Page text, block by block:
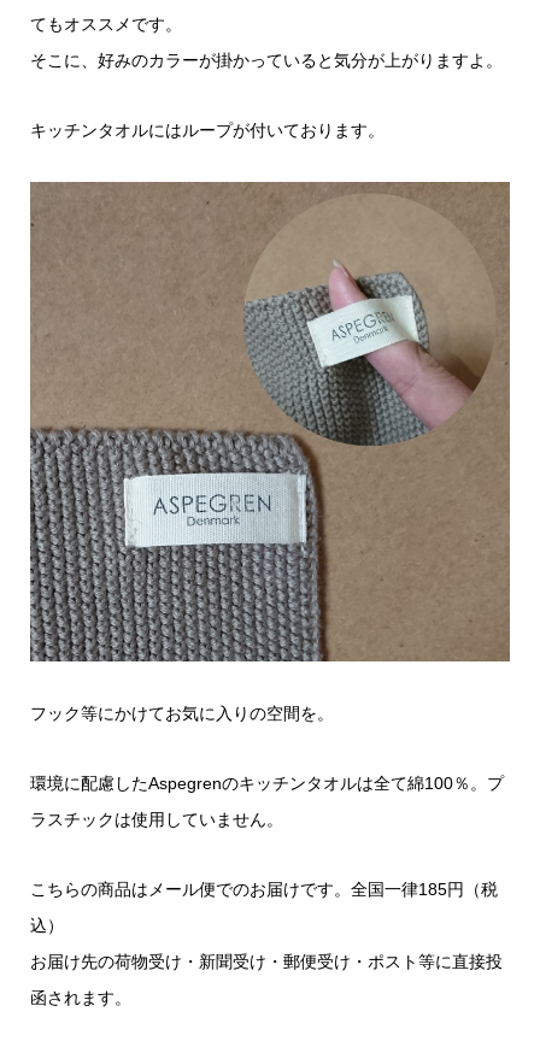
てもオススメです。
そこに、好みのカラーが掛かっていると気分が上がりますよ。
キッチンタオルにはループが付いております。
フック等にかけてお気に入りの空間を。
環境に配慮したAspegrenのキッチンタオルは全て綿100％。プ
ラスチックは使用していません。
こちらの商品はメール便でのお届けです。全国一律185円（税
込）
お届け先の荷物受け・新聞受け・郵便受け・ポスト等に直接投
函されます。